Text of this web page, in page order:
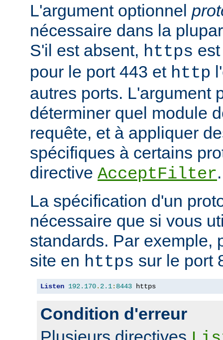
L'argument optionnel
nécessaire dans la
S'il est absent, https
pour le port 443 et http
autres ports. L'argument
déterminer quel module
requête, et à appliquer
spécifiques à certains
directive AcceptFilter.
La spécification d'un
nécessaire que si vous
standards. Par exemple,
site en https sur le port
Listen 192.170. 2.1: 8443 https
Condition d'erreur